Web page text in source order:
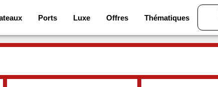
Ports Luxe Offres Thématiques